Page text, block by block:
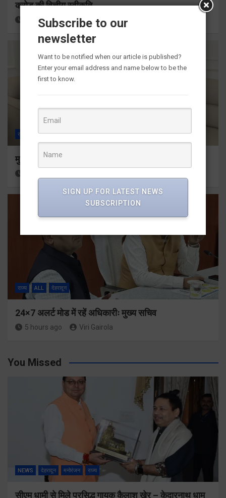
करोड़ की वित्तीय स्वीकृति
3 hours ago Viri Gairola
राज्य ALL देहरादून
मुख्यमंत्री से महानिदेशक एनसीसी ने की शिष्टाचार भेंट
राज्य ALL देहरादून
24×7 अलर्ट मोड में रहें अधिकारीः मुख्य सचिव
5 hours ago Viri Gairola
You Missed
NEWS देहरादून मनोरंजन राज्य
सीएम धामी से मिले प्रसिद्ध गायक कैलाश खेर – केदारनाथ धाम
Subscribe to our
newsletter
Want to be notified when our article is published?
Enter your email address and name below to be the
first to know.
SIGN UP FOR LATEST NEWS
SUBSCRIPTION